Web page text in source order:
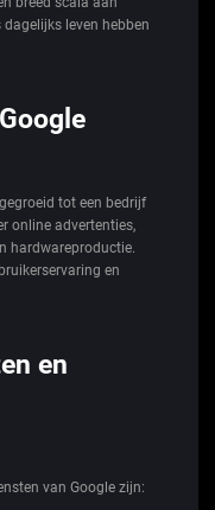
leven hebben
tot een bedrijf
online advertenties,
hardwareproductie.
en
en
van Google zijn: